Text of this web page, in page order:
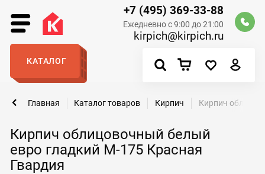
+7 (495) 369-33-88
Ежедневно с 9:00 до 21:00
kirpich@kirpich.ru
КАТАЛОГ
Кирпич облицовочный белый
евро гладкий М-175 Красная
Гвардия
Главная Каталог товаров Кирпич Кирпич